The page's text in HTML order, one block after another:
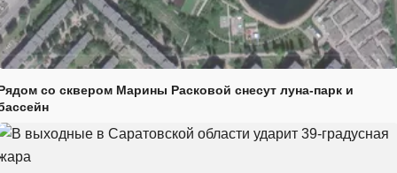
со сквером Марины Расковой снесут луна-парк и